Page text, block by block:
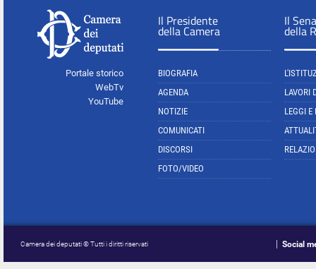
Portale storico
WebTv
YouTube
Il Presidente
della Camera
BIOGRAFIA
AGENDA
NOTIZIE
COMUNICATI
DISCORSI
FOTO/VIDEO
Il
della
LAVORI
LEGGI E
Camera dei deputati © Tutti i diritti riservati Social